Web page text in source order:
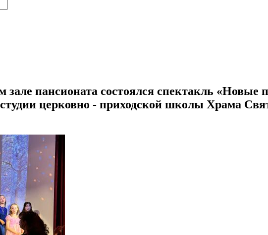
зале пансионата состоялся спектакль
студии церковно - приходской школы Храма